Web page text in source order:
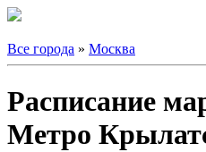
Все города » Москва
Расписание
Метро